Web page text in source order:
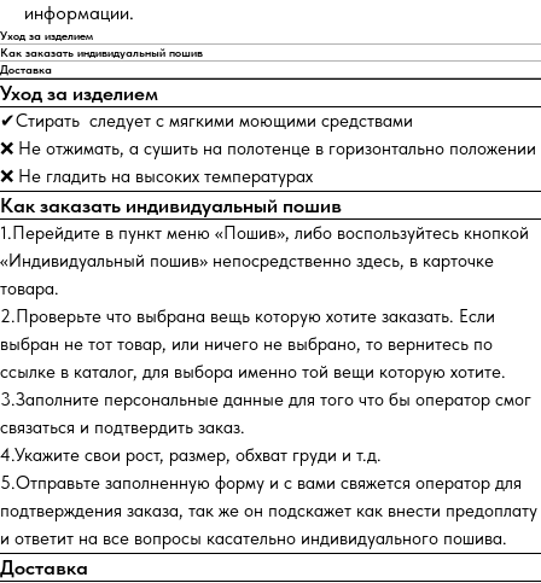
информации.
Уход за изделием
Как заказать индивидуальный пошив
Доставка
Уход за изделием
✔Стирать следует с мягкими моющими средствами
❌ Не отжимать, а сушить на полотенце в горизонтально положении
❌ Не гладить на высоких температурах
Как заказать индивидуальный пошив
1.Перейдите в пункт меню «Пошив», либо воспользуйтесь кнопкой
«Индивидуальный пошив» непосредственно здесь, в карточке
товара.
2.Проверьте что выбрана вещь которую хотите заказать. Если
выбран не тот товар, или ничего не выбрано, то вернитесь по
ссылке в каталог, для выбора именно той вещи которую хотите.
3.Заполните персональные данные для того что бы оператор смог
связаться и подтвердить заказ.
4.Укажите свои рост, размер, обхват груди и т.д.
5.Отправьте заполненную форму и с вами свяжется оператор для
подтверждения заказа, так же он подскажет как внести предоплату
и ответит на все вопросы касательно индивидуального пошива.
Доставка